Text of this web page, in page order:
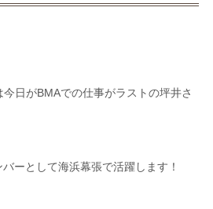
日がBMAでの仕事がラストの坪井さ
ーとして海浜幕張で活躍します！